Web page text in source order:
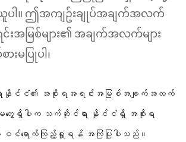
ပါ။ ဤအကျဥ်းချုပ်အချက်အလက်
အမြစ်များ၏ အချက်အလက်များ
မပြုပါ၊
ာနိုင်ငံ၏ အစိုးရအရင်းအမြစ်အချက်အလက်
င် မတွေ့ရှိပါက သက်ဆိုင်ရာ နိုင်ငံရှိ အစိုးရ
သို့ ဝင်ရောက်ကြည့်ရှုရန် အကြံပြုပါသည်။